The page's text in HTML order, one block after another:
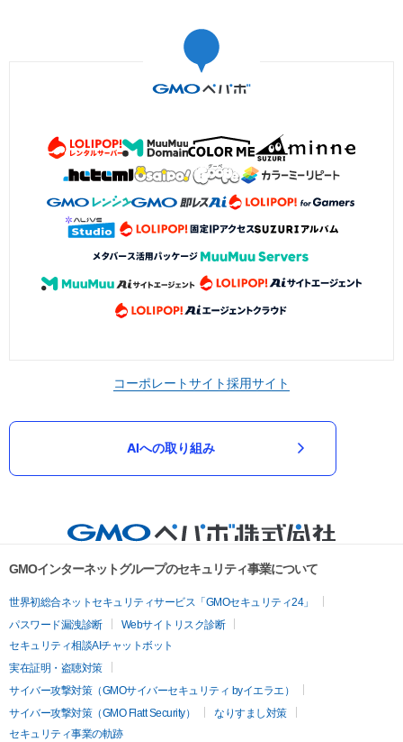
コーポレートサイト採用サイト
AIへの取り組み
GMOインターネットグループのセキュリティ事業について
世界初総合ネットセキュリティサービス「GMOセキュリティ24」
パスワード漏洩診断
Webサイトリスク診断
セキュリティ相談AIチャットボット
実在証明・盗聴対策
サイバー攻撃対策（GMOサイバーセキュリティ byイエラエ）
サイバー攻撃対策（GMO Flatt Security）
なりすまし対策
セキュリティ事業の軌跡